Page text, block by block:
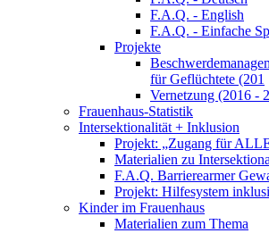
F.A.Q. - English
F.A.Q. - Einfache
Projekte
für Geflüchtete (201
Vernetzung (2016 -
Frauenhaus-Statistik
Intersektionalität + Inklusion
Projekt: „Zugang für
Materialien zu
F.A.Q. Barrierearmer
Projekt: Hilfesystem
Kinder im Frauenhaus
Materialien zum Thema